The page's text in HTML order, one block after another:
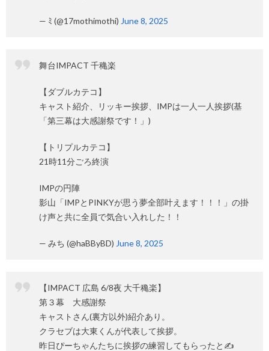
— ﾐ (@17mothimothi) June 8, 2025
舞台IMPACT 千穐楽
【ダブルカテコ】
キャスト紹介、リッキー挨拶、IMPは一人一人挨拶(基
「第三幕は大感謝祭です！」)
【トリプルカテコ】
21時11分ごろ終演
IMPの円陣
影山「IMPとPINKYが思う夢全部叶えます！！！」の掛
け声と共に全員で気合い入れした！！
— みち (@haBByBD) June 8, 2025
【IMPACT 広島 6/8夜 大千穐楽】
第３幕 大感謝祭
キャストさん(裏方以外)紹介あり。
クラセブは大東くんが代表して挨拶。
昨日ぴーちゃんたちに挨拶の練習してもらったと✍️